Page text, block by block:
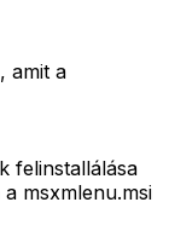
amit a
felinstallálása
msxmlenu.msi